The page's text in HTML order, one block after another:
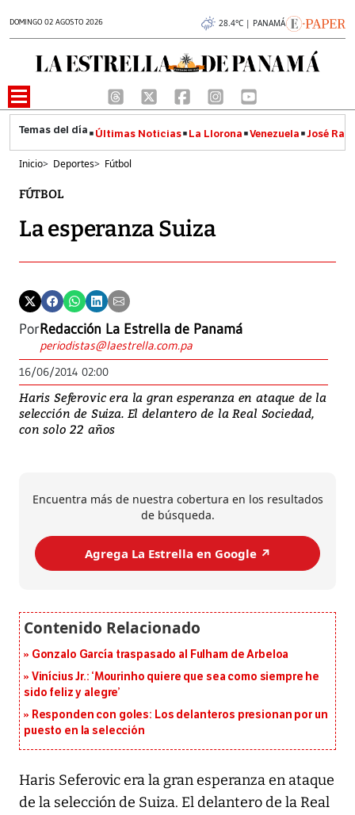
DOMINGO 02 AGOSTO 2026 28.4°C | PANAMÁ
Últimas Noticias La Llorona Venezuela José
Inicio> Deportes> Fútbol
FÚTBOL
La esperanza Suiza
PorRedacción La Estrella de Panamá
periodistas@laestrella.com.pa
16/06/2014 02:00
Haris Seferovic era la gran esperanza en ataque de la
selección de Suiza. El delantero de la Real Sociedad,
con solo 22 años
Encuentra más de nuestra cobertura en los resultados
de búsqueda.
Agrega La Estrella en Google ↗️
Gonzalo García traspasado al Fulham de Arbeloa
Vinícius Jr.: ‘Mourinho quiere que sea como siempre he
sido feliz y alegre’
Responden con goles: Los delanteros presionan por un
puesto en la selección
Haris Seferovic era la gran esperanza en ataque
de la selección de Suiza. El delantero de la Real